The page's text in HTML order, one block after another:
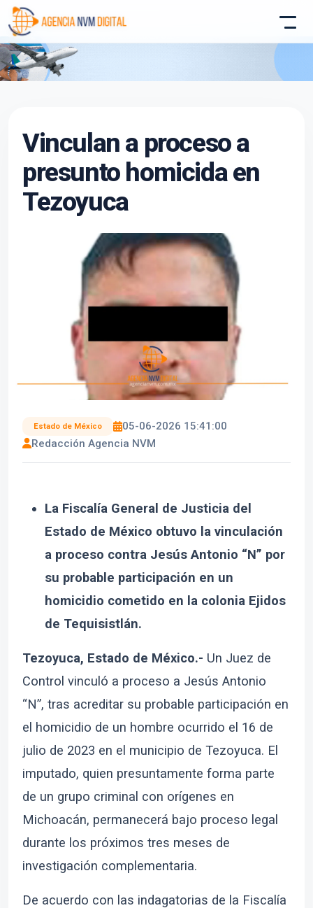
Vinculan a proceso a
presunto homicida en
Tezoyuca
Estado de México
05-06-2026 15:41:00
Redacción Agencia NVM
La Fiscalía General de Justicia del
Estado de México obtuvo la vinculación
a proceso contra Jesús Antonio “N” por
su probable participación en un
homicidio cometido en la colonia Ejidos
de Tequisistlán.
Tezoyuca, Estado de México.- Un Juez de
Control vinculó a proceso a Jesús Antonio
“N”, tras acreditar su probable participación en
el homicidio de un hombre ocurrido el 16 de
julio de 2023 en el municipio de Tezoyuca. El
imputado, quien presuntamente forma parte
de un grupo criminal con orígenes en
Michoacán, permanecerá bajo proceso legal
durante los próximos tres meses de
investigación complementaria.
De acuerdo con las indagatorias de la Fiscalía
Asistente conectado